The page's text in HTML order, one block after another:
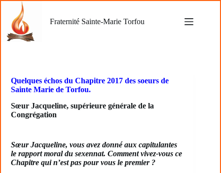
contenu
Fraternité Sainte-Marie Torfou
Quelques échos du Chapitre 2017 des soeurs de
Sainte Marie de Torfou.
Sœur Jacqueline, supérieure générale de la
Congrégation
Sœur Jacqueline, vous avez donné aux capitulantes
le rapport moral du sexennat. Comment vivez-vous ce
Chapitre qui n’est pas pour vous le premier ?